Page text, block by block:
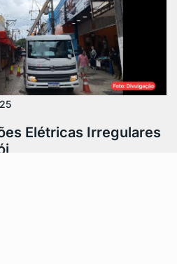
Elétricas Irregulares